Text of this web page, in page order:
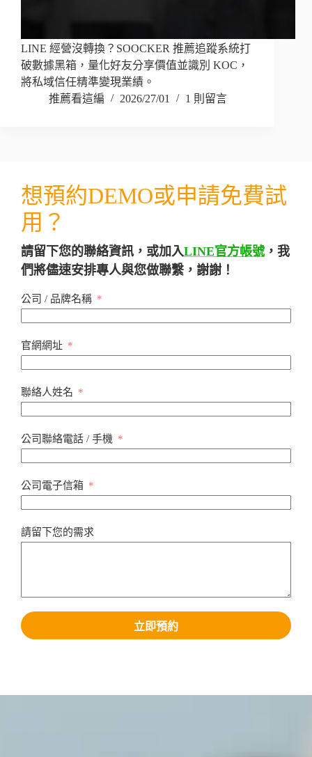
LINE 經營沒轉換？SOOCKER 推薦追蹤系統打
破數據黑箱，量化好友分享價值並識別 KOC，
將私域信任精準變現業績。
推薦看這編
2026/27/01 1 則留言
想預約DEMO或申請免費試
用？
請留下您的聯絡資訊，或加入LINE官方帳號，我
們將儘速安排專人與您做聯繫，謝謝！
公司 / 品牌名稱
官網網址
聯絡人姓名
公司聯絡電話 / 手機
公司電子信箱
請留下您的需求
立即預約